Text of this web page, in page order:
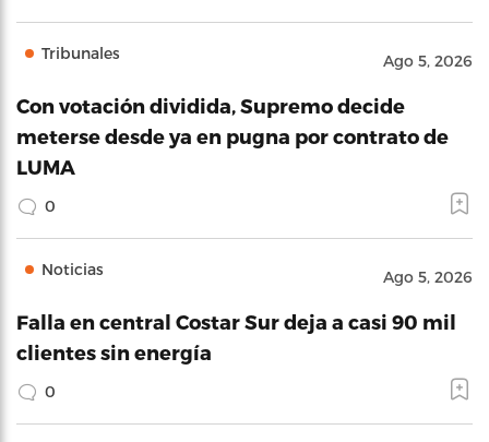
Tribunales Ago 5, 2026
Con votación dividida, Supremo decide
meterse desde ya en pugna por contrato de
LUMA
0
Noticias Ago 5, 2026
Falla en central Costar Sur deja a casi 90 mil
clientes sin energía
0